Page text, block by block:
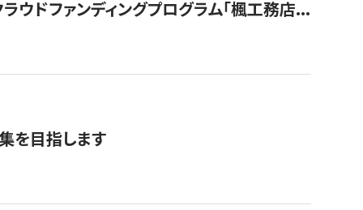
ドファンディングプログラム「楓工務店...
を目指します